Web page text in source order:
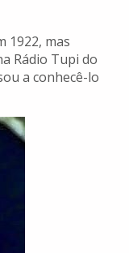
1922, mas
Rádio Tupi do
a conhecê-lo